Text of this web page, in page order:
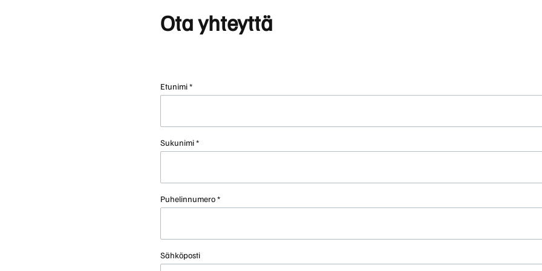
Uudet Volvo Long Range -lataushybridit 60- ja 90-
sarjoihin sekä EX30, EC40, EX40 ja EX90 -
047 €. Tervetuloa tutustumaan!Ota yhteyttä
Etunimi *
Sukunimi *
Puhelinnumero *
Sähköposti